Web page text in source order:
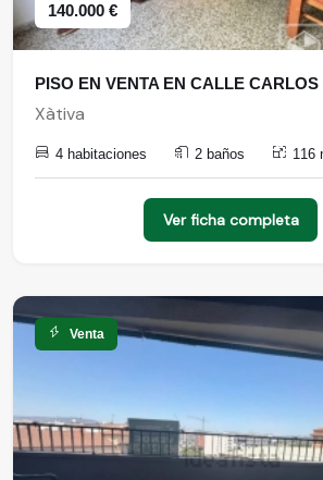
140.000 €
PISO EN VENTA EN CALLE
Xàtiva
4 habitaciones 2 baños 116
Ver ficha completa
Venta